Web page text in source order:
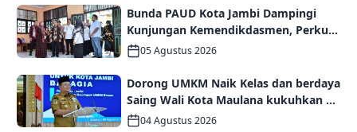
Bunda PAUD Kota Jambi Dampingi
Kunjungan Kemendikdasmen, Perkuat
Kolaborasi Wujudkan PAUD
05 Agustus 2026
Dorong UMKM Naik Kelas dan berdaya
Saing Wali Kota Maulana kukuhkan 35
kelompok UMKM Binaan
04 Agustus 2026